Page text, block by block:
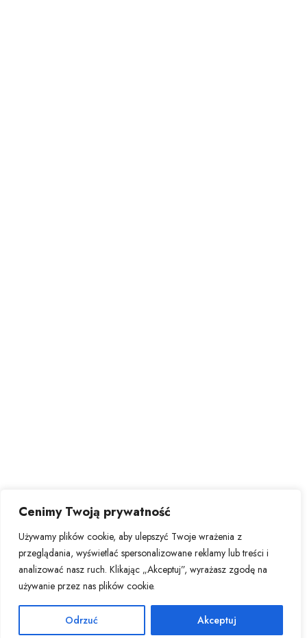
Cenimy Twoją prywatność
Używamy plików cookie, aby ulepszyć Twoje wrażenia z
przeglądania, wyświetlać spersonalizowane reklamy lub treści i
analizować nasz ruch. Klikając „Akceptuj”, wyrażasz zgodę na
używanie przez nas plików cookie.
Odrzuć Akceptuj